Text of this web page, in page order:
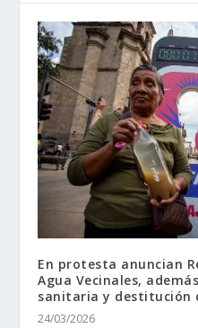
En protesta anuncian
Agua Vecinales,
sanitaria y destitución
24/03/2026